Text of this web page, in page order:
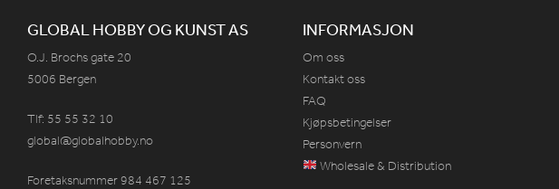
GLOBAL HOBBY OG KUNST AS
O.J. Brochs gate 20
5006 Bergen
Tlf: 55 55 32 10
global@globalhobby.no
Foretaksnummer 984 467 125
INFORMASJON
Om oss
Kontakt oss
FAQ
Kjøpsbetingelser
Personvern
Wholesale & Distribution